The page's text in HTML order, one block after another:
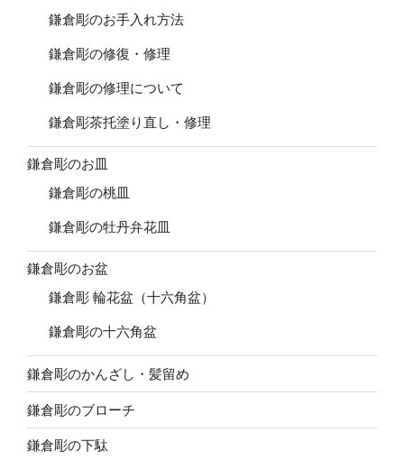
鎌倉彫のお手入れ方法
鎌倉彫の修復・修理
鎌倉彫の修理について
鎌倉彫茶托塗り直し・修理
鎌倉彫のお皿
鎌倉彫の桃皿
鎌倉彫の牡丹弁花皿
鎌倉彫のお盆
鎌倉彫 輪花盆（十六角盆）
鎌倉彫の十六角盆
鎌倉彫のかんざし・髪留め
鎌倉彫のブローチ
鎌倉彫の下駄